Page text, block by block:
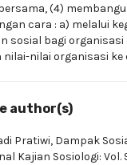
(4)
cara : a) melalui
sosial bagi organisasi
nilai organisasi ke
author(s)
Pratiwi, Dampak
Kajian Sosiologi: Vol.